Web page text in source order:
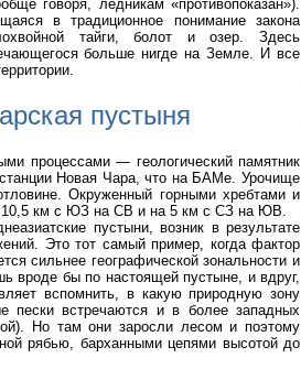
говоря, ледникам «противопоказан»).
в традиционное понимание закона
тайги, болот и озер. Здесь
больше нигде на Земле. И все
пустыня
процессами — геологический памятник
Новая Чара, что на БАМе. Урочище
Окруженный горными хребтами и
10,5 км с ЮЗ на СВ и на 5 км с СЗ на ЮВ.
пустыни, возник в результате
Это тот самый пример, когда фактор
сильнее географической зональности и
вроде бы по настоящей пустыне, и вдруг,
вспомнить, в какую природную зону
пески встречаются и в более западных
Но там они заросли лесом и поэтому
рябью, барханными цепями высотой до